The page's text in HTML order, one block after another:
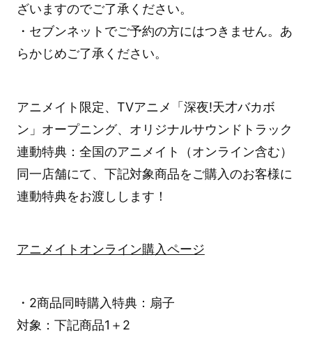
ざいますのでご了承ください。
・セブンネットでご予約の方にはつきません。あ
らかじめご了承ください。
アニメイト限定、TVアニメ「深夜!天才バカボ
ン」オープニング、オリジナルサウンドトラック
連動特典：全国のアニメイト（オンライン含む）
同一店舗にて、下記対象商品をご購入のお客様に
連動特典をお渡しします！
アニメイトオンライン購入ページ
・2商品同時購入特典：扇子
対象：下記商品1＋2